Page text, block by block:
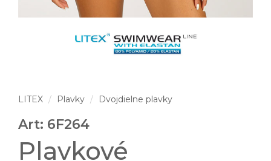
LITEX Plavky Dvojdielne plavky
Art: 6F264
Plavkové